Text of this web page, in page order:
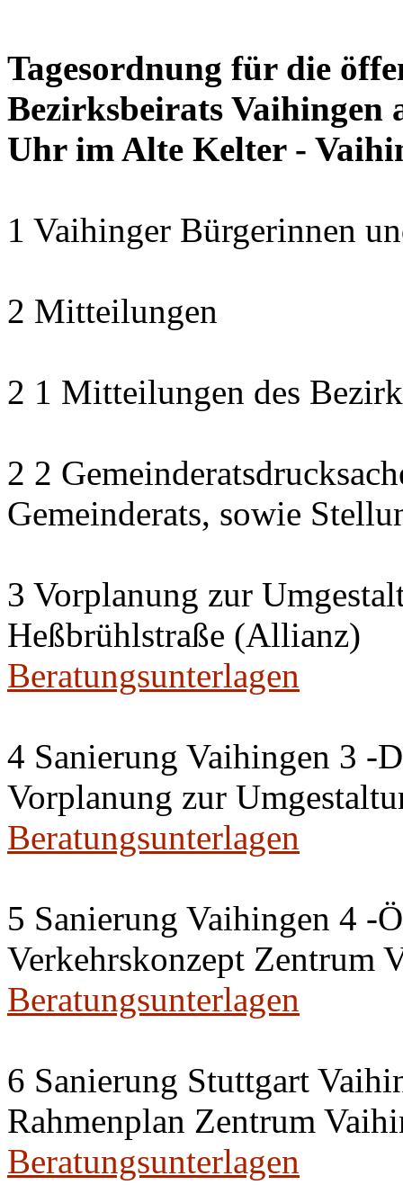
Tagesordnung für die
Bezirksbeirats Vaihingen
Uhr im Alte Kelter -
1 Vaihinger Bürgerinnen
2 Mitteilungen
2 1 Mitteilungen des
2 2
Gemeinderats, sowie
3 Vorplanung zur
Heßbrühlstraße (Allianz)
Beratungsunterlagen
4 Sanierung Vaihingen 3 -
Vorplanung zur
Beratungsunterlagen
5 Sanierung Vaihingen 4 -
Verkehrskonzept Zentrum
Beratungsunterlagen
6 Sanierung Stuttgart
Rahmenplan Zentrum
Beratungsunterlagen